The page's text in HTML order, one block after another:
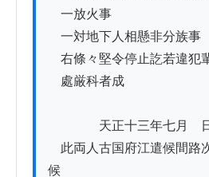
一放火事
一対地下人相懸非分族事
右條々堅令停止訖若違犯
處厳科者成
天正十三年七月　
此両人古国府江遣候間路
候